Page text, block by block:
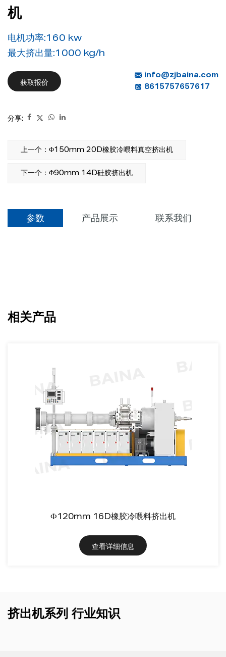
机
电机功率:160 kw
最大挤出量:1000 kg/h
获取报价
info@zjbaina.com
8615757657617
分享:
上一个：Φ150mm 20D橡胶冷喂料真空挤出机
下一个：Φ90mm 14D硅胶挤出机
参数 产品展示 联系我们
相关产品
Ф120mm 16D橡胶冷喂料挤出机
查看详细信息
挤出机系列 行业知识